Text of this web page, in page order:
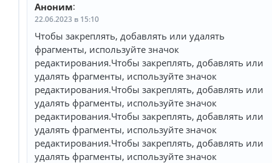
Аноним:
22.06.2023 в 15:10
Чтобы закреплять, добавлять или удалять
фрагменты, используйте значок
редактирования.Чтобы закреплять, добавлять или
удалять фрагменты, используйте значок
редактирования.Чтобы закреплять, добавлять или
удалять фрагменты, используйте значок
редактирования.Чтобы закреплять, добавлять или
удалять фрагменты, используйте значок
редактирования.Чтобы закреплять, добавлять или
удалять фрагменты, используйте значок